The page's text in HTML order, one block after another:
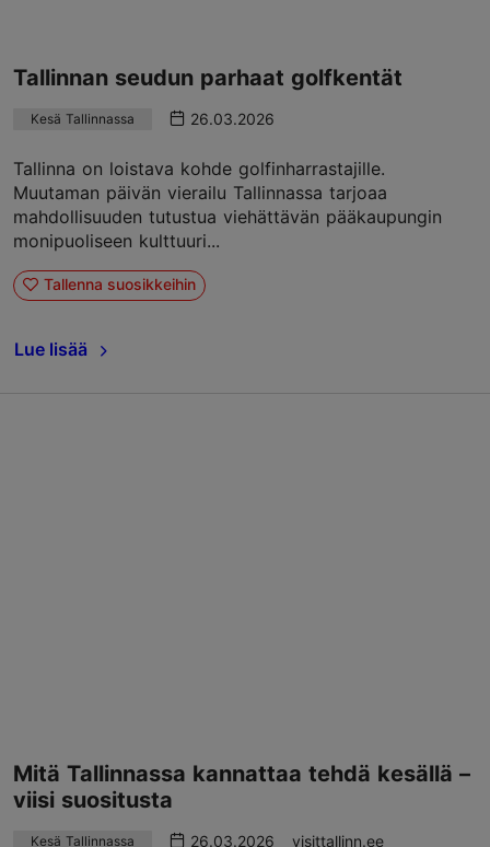
Tallinnan seudun parhaat golfkentät
Kesä Tallinnassa 26.03.2026
Tallinna on loistava kohde golfinharrastajille.
Muutaman päivän vierailu Tallinnassa tarjoaa
mahdollisuuden tutustua viehättävän pääkaupungin
monipuoliseen kulttuuri...
Tallenna suosikkeihin
Lue lisää
Mitä Tallinnassa kannattaa tehdä kesällä –
viisi suositusta
Kesä Tallinnassa 26.03.2026 visittallinn.ee